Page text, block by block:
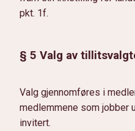
pkt. 1f.
§ 5 Valg av
Valg gjennomføres i
medlemmene som jobber
invitert.